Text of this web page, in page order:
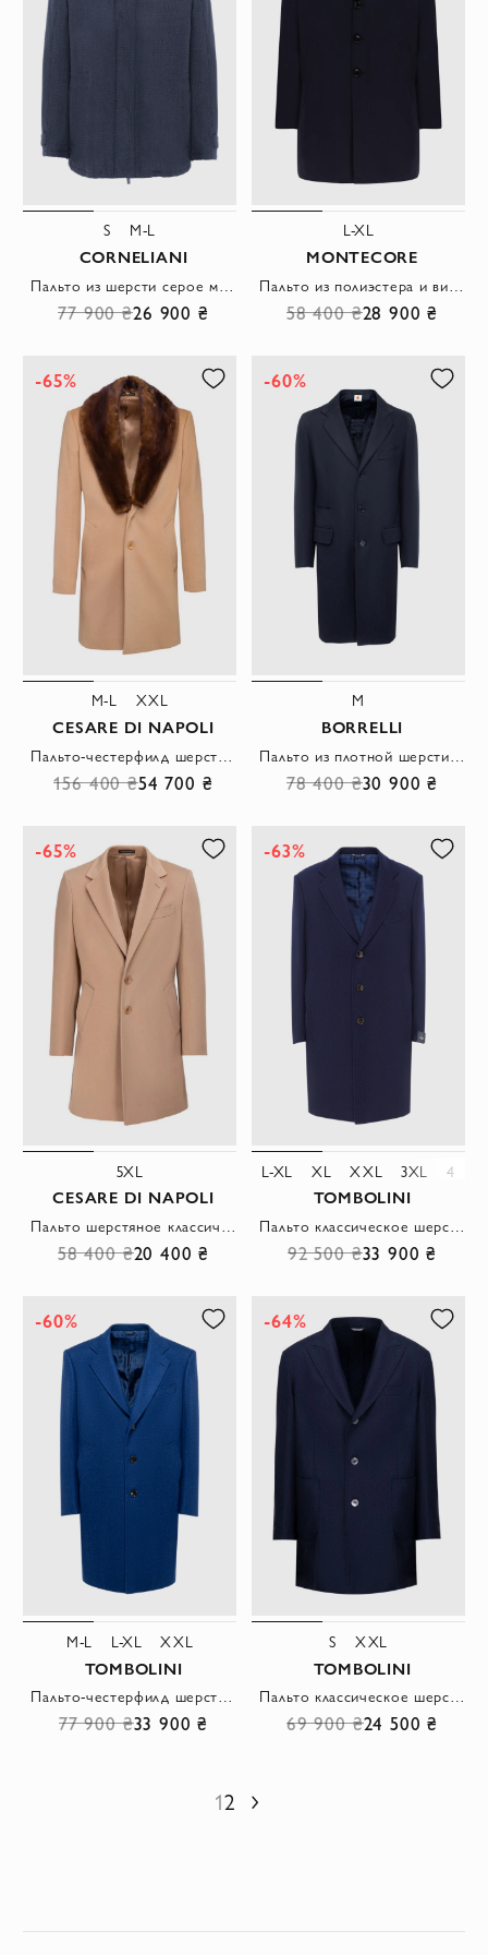
S M-L
CORNELIANI
77 900 ₴26 900 ₴
L-XL
MONTECORE
58 400 ₴28 900 ₴
-65%
M-L XXL
CESARE DI NAPOLI
156 400 ₴54 700 ₴
-60%
M
BORRELLI
78 400 ₴30 900 ₴
-65%
5XL
CESARE DI NAPOLI
Пальто шерстяное классическое бежевое мужское
58 400 ₴20 400 ₴
-63%
L-XL XL XXL 3XL 4XL
TOMBOLINI
Пальто классическое шерстяное синее с контрастным меховым шалевым воротником мужское
92 500 ₴33 900 ₴
-60%
M-L L-XL XXL
TOMBOLINI
Пальто-честерфилд шерстяное синее с контрастным шалевым воротником мужское
77 900 ₴33 900 ₴
-64%
S XXL
TOMBOLINI
Пальто классическое шерстяное синее мужское
69 900 ₴24 500 ₴
12 Следующий